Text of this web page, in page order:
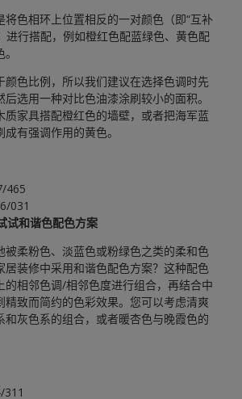
将色相环上位置相反的一对颜色（即“互补
进行搭配，例如橙红色配蓝绿色、黄色配
颜色比例，所以我们建议在选择色调时先
选用一种对比色油漆涂刷较小的面积。
质家具搭配橙红色的墙壁，或者把海军蓝
有强调作用的黄色。
465
031
试和谐色配色方案
被柔粉色、淡蓝色或粉绿色之类的柔和色
居装修中采用和谐色配色方案？这种配色
的相邻色调/相邻色度进行组合，再结合中
精致而简约的色彩效果。您可以考虑清爽
和灰色系的组合，或者暖杏色与晚霞色的
311